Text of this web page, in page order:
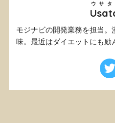
ウサタ
モジナビの開発業務を担当。
味。最近はダイエットにも励